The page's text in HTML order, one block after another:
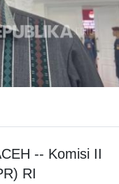
-- Komisi II
RI